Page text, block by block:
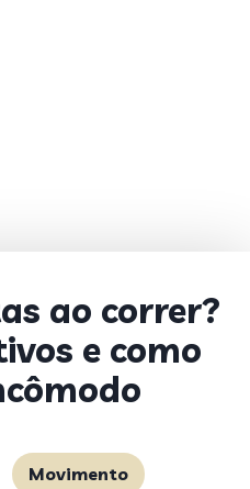
ao correr?
e como
Movimento